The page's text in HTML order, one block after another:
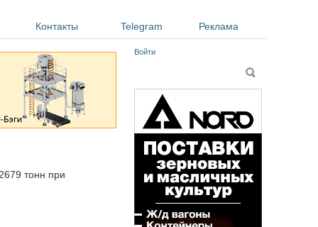
Контакты Telegram Реклама
тонн при
Войти
Поиск